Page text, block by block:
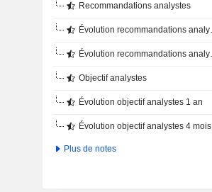
Recommandations analystes
Évolution recommandations analystes 1 an
Évolution recommandations analystes 4 mois
Objectif analystes
Évolution objectif analystes 1 an
Évolution objectif analystes 4 mois
Plus de notes